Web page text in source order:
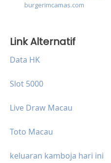
burgerimcamas.com
Link Alternatif
Data HK
Slot 5000
Live Draw Macau
Toto Macau
keluaran kamboja hari ini